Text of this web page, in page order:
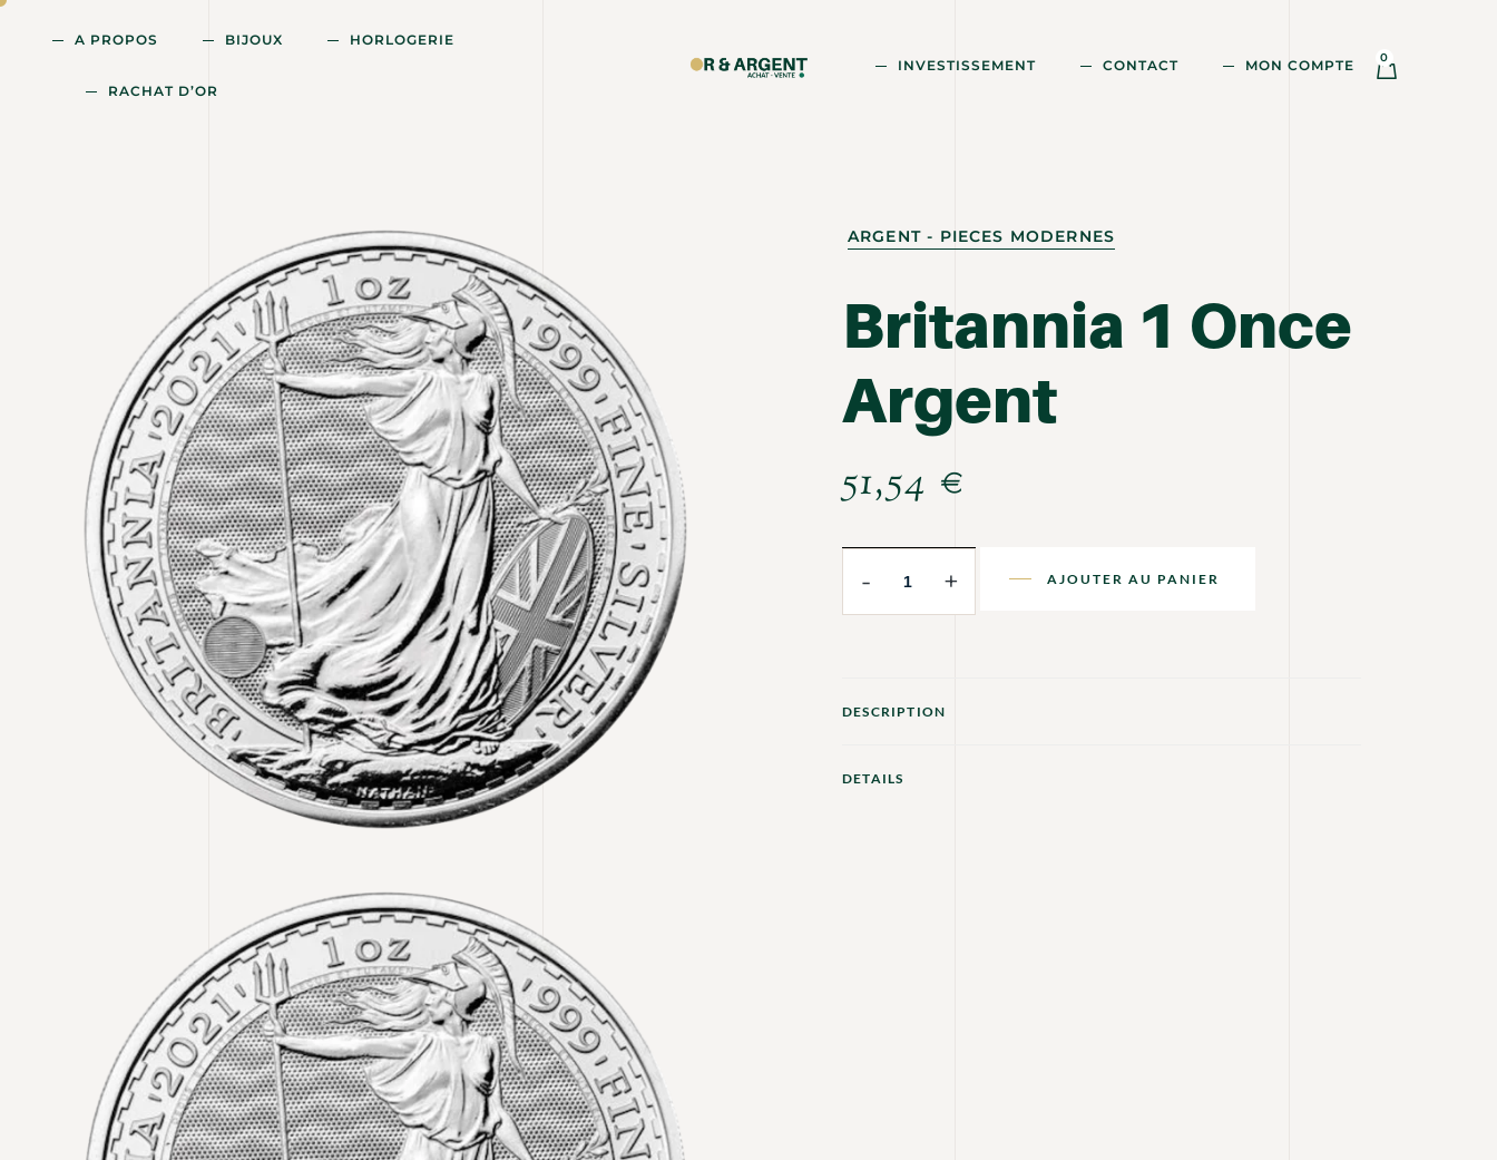
A PROPOS BIJOUX HORLOGERIE
RACHAT D’OR
INVESTISSEMENT CONTACT MON COMPTE 0
ARGENT - PIECES MODERNES
Britannia 1 Once
Argent
51,54 €
- + AJOUTER AU PANIER
DESCRIPTION
DETAILS